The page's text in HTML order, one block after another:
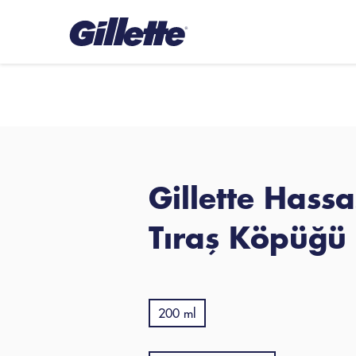
Gillette
Tıraş Köpüğü
200 ml